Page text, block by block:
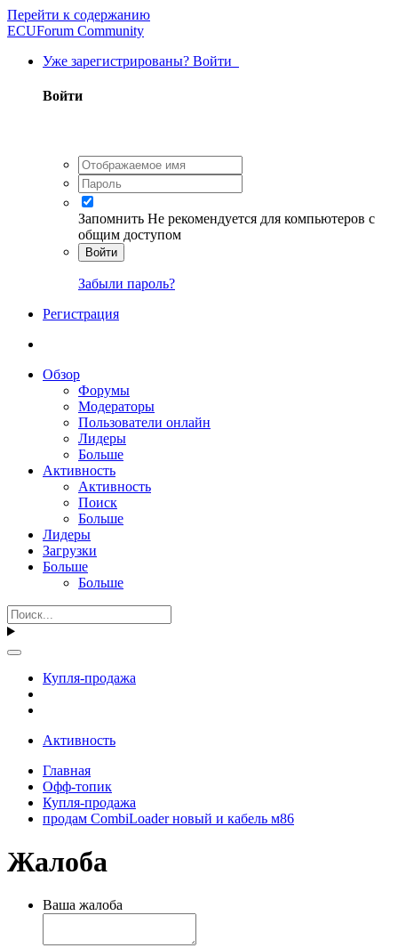
Перейти к содержанию
ECUForum Community
Уже зарегистрированы? Войти
Войти
Запомнить Не рекомендуется для компьютеров с
общим доступом
Войти
Забыли пароль?
Регистрация
Обзор
Форумы
Модераторы
Пользователи онлайн
Лидеры
Больше
Активность
Активность
Поиск
Больше
Лидеры
Загрузки
Больше
Больше
Купля-продажа
Активность
Главная
Офф-топик
Купля-продажа
продам CombiLoader новый и кабель м86
Жалоба
Ваша жалоба